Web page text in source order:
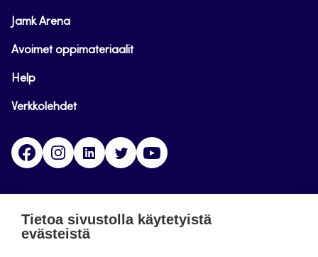
Jamk Arena
Avoimet oppimateriaalit
Help
Verkkolehdet
FacebookInstagramLinkedinTwitter
Tietoa sivustolla käytetyistä
evästeistä